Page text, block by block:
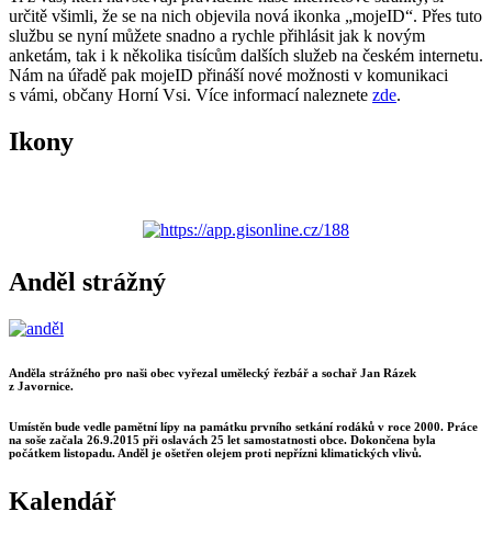
určitě všimli, že se na nich objevila nová ikonka „mojeID“. Přes tuto
službu se nyní můžete snadno a rychle přihlásit jak k novým
anketám, tak i k několika tisícům dalších služeb na českém internetu.
Nám na úřadě pak mojeID přináší nové možnosti v komunikaci
s vámi, občany Horní Vsi. Více informací naleznete zde.
Ikony
Anděl strážný
Anděla strážného pro naši obec vyřezal umělecký řezbář a sochař Jan Rázek
z Javornice.
Umístěn bude vedle pamětní lípy na památku prvního setkání rodáků v roce 2000. Práce
na soše začala 26.9.2015 při oslavách 25 let samostatnosti obce. Dokončena byla
počátkem listopadu. Anděl je ošetřen olejem proti nepřízni klimatických vlivů.
Kalendář